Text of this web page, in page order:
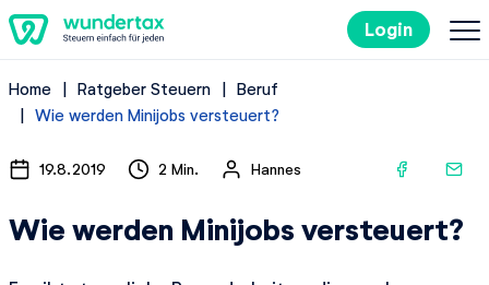
Login
So geht's
Kosten
Steuertipps
Home Ratgeber Steuern
Beruf
Wie werden Minijobs versteuert?
19.8.2019 2 Min. Hannes
Wie werden Minijobs versteuert?